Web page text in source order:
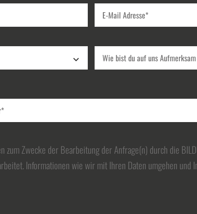
Zwecke der Bearbeitung der Anfrage(n) durch die
Informationen wie wir mit Ihren Daten umgehen